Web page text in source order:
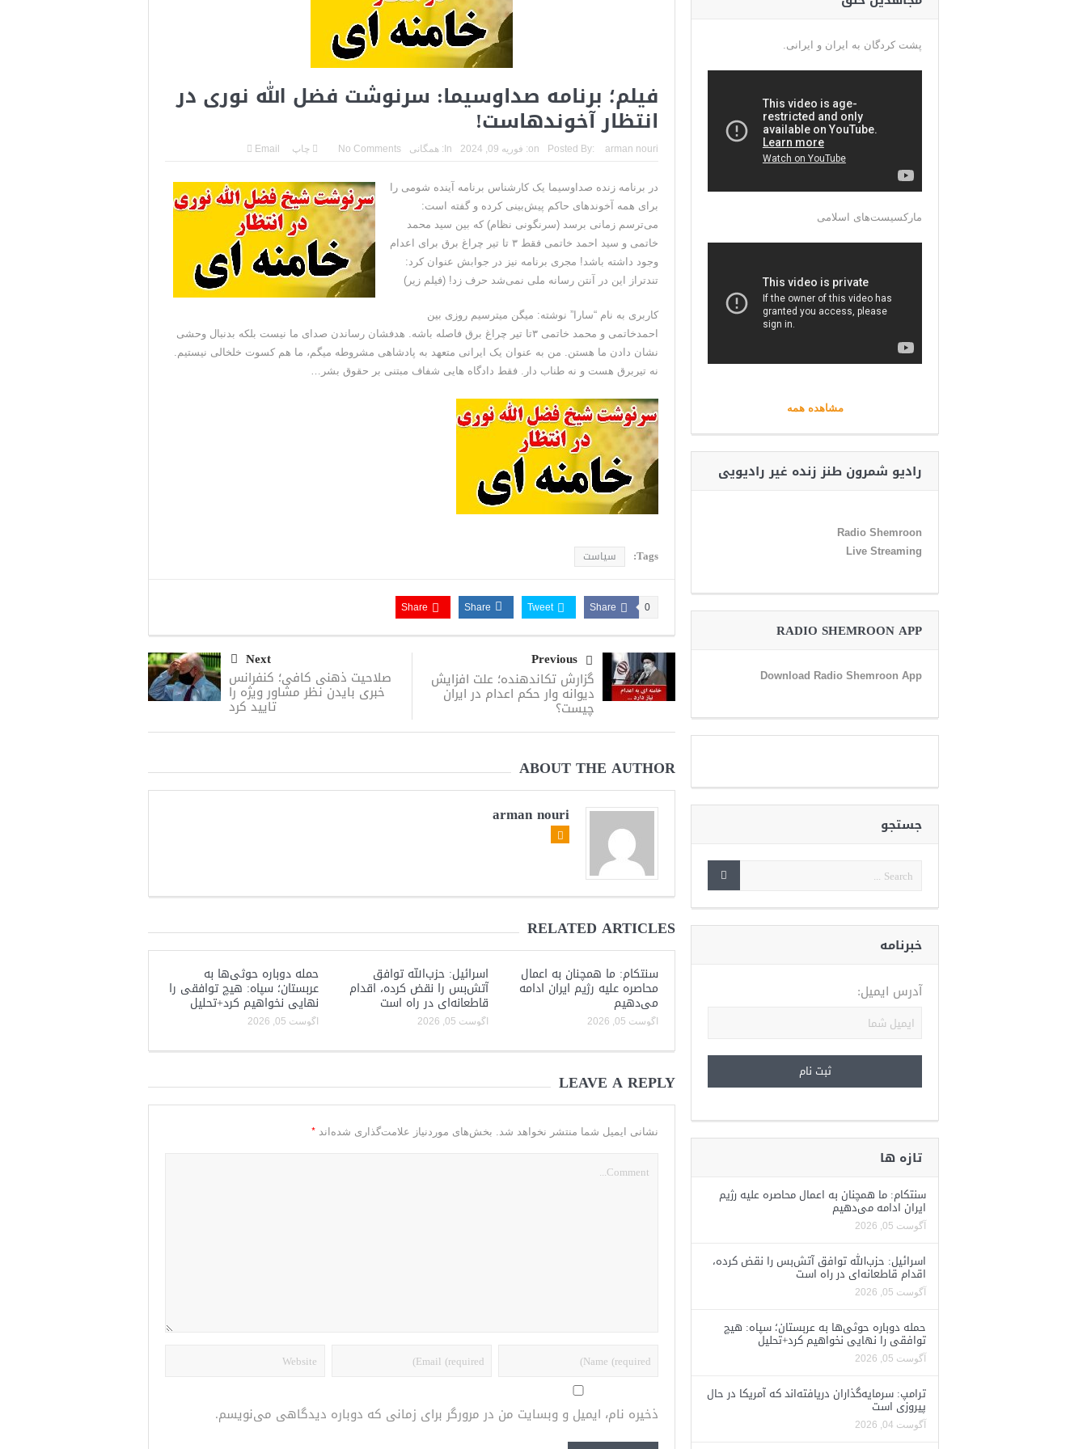
فیلم؛ برنامه صداوسیما: سرنوشت فضل الله نوری در
انتظار آخوندهاست!
Posted By: arman nouri
on: فوریه 09, 2024 In: همگانی No Comments چاپ Email
در برنامه زنده صداوسیما یک کارشناس برنامه آینده شومی را
برای همه آخوندهای حاکم پیش‌بینی کرده و گفته است:
می‌ترسم زمانی برسد (سرنگونی نظام) که بین سید محمد
خاتمی و سید احمد خاتمی فقط ۳ تا تیر چراغ برق برای اعدام
وجود داشته باشد! مجری برنامه نیز در جوابش عنوان کرد:
تندتراز این در آنتن رسانه ملی نمی‌شد حرف زد! (فیلم زیر)
کاربری به نام “سارا” نوشته: میگن میترسیم روزی بین
احمدخاتمی و محمد خاتمی ۳تا تیر چراغ برق فاصله باشه. هدفشان رساندن صدای ما نیست ‌‌بلکه بدنبال وحشی
نشان دادن ما هستن. من به عنوان یک ایرانی متعهد به پادشاهی‌ مشروطه میگم، ما هم کسوت خلخالی نیستیم.
نه تیربرق هست و نه طناب دار. فقط دادگاه هایی شفاف مبتنی بر حقوق بشر…
Tags: سیاست
Share 0
Tweet
Share
Share
Previous
گزارش تکاندهنده؛ علت افزایش
دیوانه وار حکم اعدام در ایران
چیست؟
Next
صلاحیت ذهنی کافی؛ کنفرانس
خبری بایدن نظر مشاور ویژه را
تایید کرد
ABOUT THE AUTHOR
arman nouri
RELATED ARTICLES
سنتکام: ما همچنان به اعمال
محاصره علیه رژیم ایران ادامه
می‌دهیم
آگوست 05, 2026
اسرائیل: حزب‌الله توافق
آتش‌بس را نقض کرده، اقدام
قاطعانه‌ای در راه است
آگوست 05, 2026
حمله دوباره حوثی‌ها به
عربستان؛ سپاه: هیچ توافقی را
نهایی نخواهیم کرد+تحلیل
آگوست 05, 2026
LEAVE A REPLY
نشانی ایمیل شما منتشر نخواهد شد. بخش‌های موردنیاز علامت‌گذاری شده‌اند *
ذخیره نام، ایمیل و وبسایت من در مرورگر برای زمانی که دوباره دیدگاهی می‌نویسم.
پشت کردگان به ایران و ایرانی.
مارکسیست‌های اسلامی
مشاهده همه
رادیو شمرون طنز زنده غیر رادیویی
Radio Shemroon
Live Streaming
RADIO SHEMROON APP
Download Radio Shemroon App
جستجو
خبرنامه
آدرس ایمیل:
تازه ها
سنتکام: ما همچنان به اعمال محاصره علیه رژیم
ایران ادامه می‌دهیم
آگوست 05, 2026
اسرائیل: حزب‌الله توافق آتش‌بس را نقض کرده،
اقدام قاطعانه‌ای در راه است
آگوست 05, 2026
حمله دوباره حوثی‌ها به عربستان؛ سپاه: هیچ
توافقی را نهایی نخواهیم کرد+تحلیل
آگوست 05, 2026
ترامپ: سرمایه‌گذاران دریافته‌اند که آمریکا در حال
پیروزی است
آگوست 04, 2026